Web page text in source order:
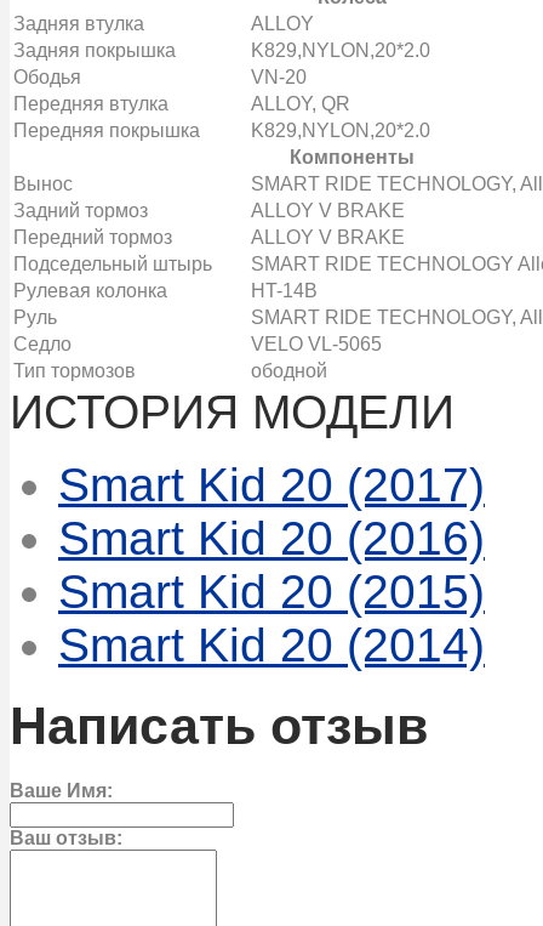
Задняя втулка
ALLOY
Задняя покрышка
K829,NYLON,20*2.0
Ободья
VN-20
Передняя втулка
ALLOY, QR
Передняя покрышка
K829,NYLON,20*2.0
Компоненты
Вынос
SMART RIDE TECHNOLOGY,
Задний тормоз
ALLOY V BRAKE
Передний тормоз
ALLOY V BRAKE
Подседельный штырь
SMART RIDE TECHNOLOGY
Рулевая колонка
HT-14B
Руль
SMART RIDE TECHNOLOGY,
Седло
VELO VL-5065
Тип тормозов
ободной
ИСТОРИЯ МОДЕЛИ
Smart Kid 20 (2017)
Smart Kid 20 (2016)
Smart Kid 20 (2015)
Smart Kid 20 (2014)
Написать отзыв
Ваше Имя:
Ваш отзыв: